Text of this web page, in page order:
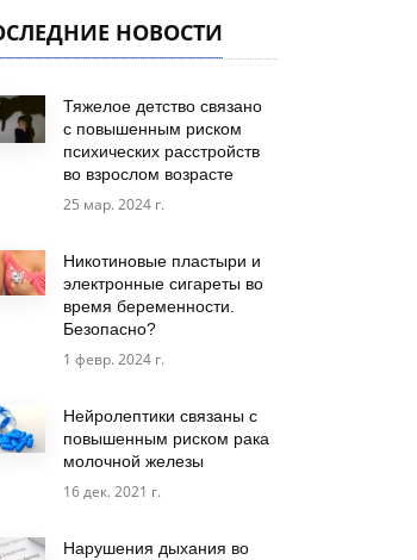
НОВОСТИ
Тяжелое детство связано
с повышенным риском
психических расстройств
во взрослом возрасте
25 мар. 2024 г.
Никотиновые пластыри и
электронные сигареты во
время беременности.
Безопасно?
1 февр. 2024 г.
Нейролептики связаны с
повышенным риском рака
молочной железы
16 дек. 2021 г.
Нарушения дыхания во